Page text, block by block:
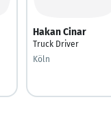
Hakan Cinar
Truck Driver
Köln